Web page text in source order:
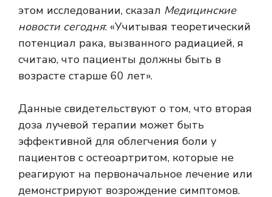
этом исследовании, сказал Медицинские
новости сегодня: «Учитывая теоретический
потенциал рака, вызванного радиацией, я
считаю, что пациенты должны быть в
возрасте старше 60 лет».
Данные свидетельствуют о том, что вторая
доза лучевой терапии может быть
эффективной для облегчения боли у
пациентов с остеоартритом, которые не
реагируют на первоначальное лечение или
демонстрируют возрождение симптомов.